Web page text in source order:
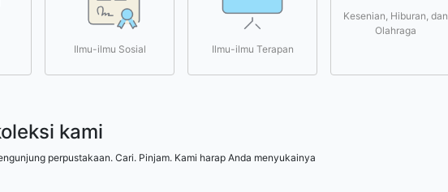
Ilmu-ilmu Sosial Ilmu-ilmu Terapan
Kesenian, Hiburan, dan
Olahraga
kami
perpustakaan. Cari. Pinjam. Kami harap Anda menyukainya